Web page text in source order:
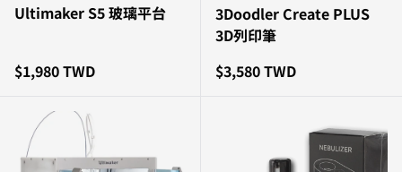
Ultimaker S5 玻璃平台
原價
$1,980 TWD
3Doodler Create PLUS
3D列印筆
原價
$3,580 TWD